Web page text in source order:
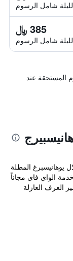
شامل الرسوم
385 ﷼
شامل الرسوم
المستحقة عند
على تلال يوهانيسبرغ المطلة
الواي فاي مجاناً
الغرف العازلة